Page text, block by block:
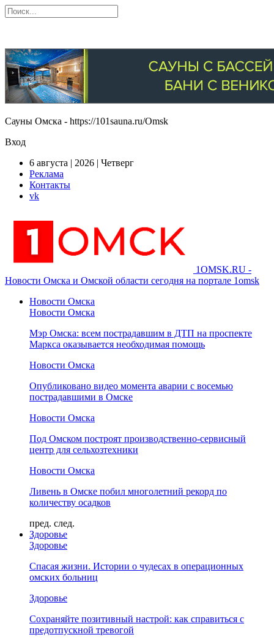
Сауны Омска - https://101sauna.ru/Omsk
Вход
6 августа | 2026 | Четверг
Реклама
Контакты
vk
1OMSK.RU -
Новости Омска и Омской области сегодня на портале 1omsk
Новости Омска
Новости Омска
Мэр Омска: всем пострадавшим в ДТП на проспекте
Маркса оказывается необходимая помощь
Новости Омска
Опубликовано видео момента аварии с восемью
пострадавшими в Омске
Новости Омска
Под Омском построят производственно-сервисный
центр для сельхозтехники
Новости Омска
Ливень в Омске побил многолетний рекорд по
количеству осадков
пред. след.
Здоровье
Здоровье
Спасая жизни. Истории о чудесах в операционных
омских больниц
Здоровье
Сохраняйте позитивный настрой: как справиться с
предотпускной тревогой